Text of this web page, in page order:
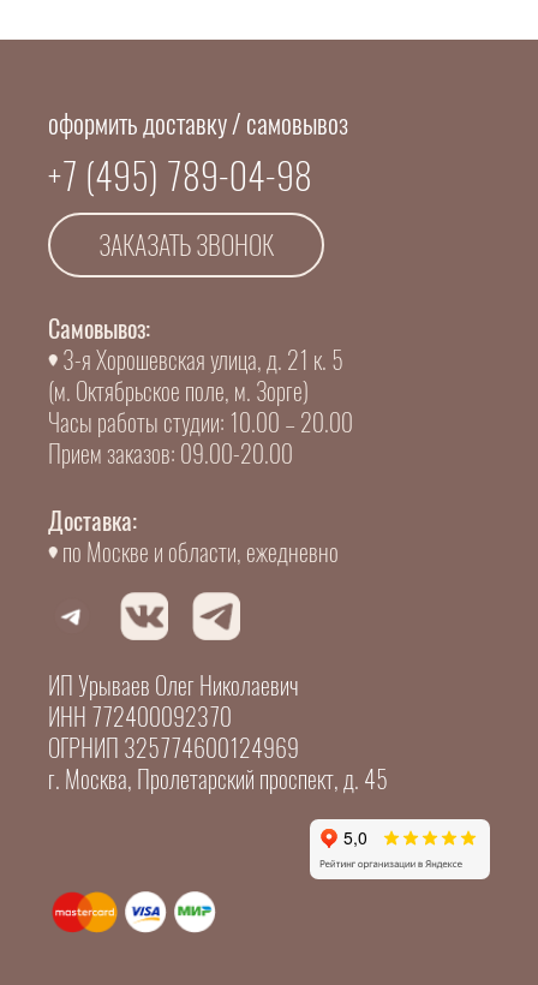
оформить доставку / самовывоз
+7 (495) 789-04-98
ЗАКАЗАТЬ ЗВОНОК
Самовывоз:
3-я Хорошевская улица, д. 21 к. 5
(м. Октябрьское поле, м. Зорге)
Часы работы студии: 10.00 – 20.00
Прием заказов: 09.00-20.00
Доставка:
по Москве и области, ежедневно
ИП Урываев Олег Николаевич
ИНН 772400092370
ОГРНИП 325774600124969
г. Москва, Пролетарский проспект, д. 45